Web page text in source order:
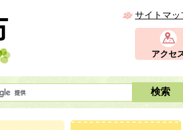
サイトマッ
アクセ